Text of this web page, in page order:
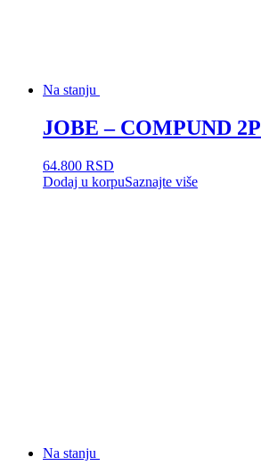
Na stanju
JOBE – COMPUND 2P
64.800 RSD
Dodaj u korpuSaznajte više
Na stanju